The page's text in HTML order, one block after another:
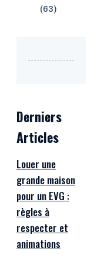
(63)
Derniers
Articles
Louer une
grande maison
pour un EVG :
règles à
respecter et
animations